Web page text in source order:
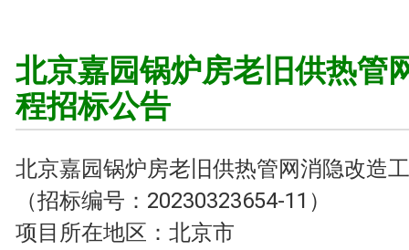
北京嘉园锅炉房老旧供热管
程招标公告
北京嘉园锅炉房老旧供热管网消隐改造
（招标编号：20230323654-11）
项目所在地区：北京市